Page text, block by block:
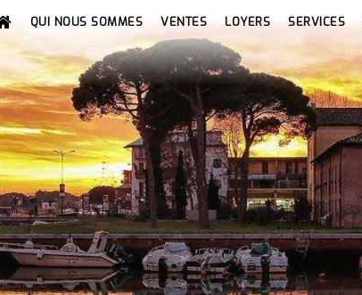
QUI NOUS SOMMES VENTES LOYERS SERVICES